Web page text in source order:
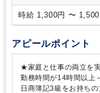
時給 1,300円 〜
アピールポイント
★家庭と仕事の両立を
勤務時間が14時間以上
日商簿記3級をお持ち